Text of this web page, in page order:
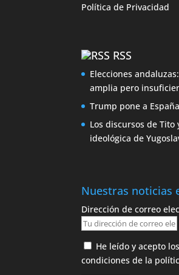
Política de Privacidad
RSS
Elecciones
amplia pero
Trump pone a
Los discursos de Tito
ideológica de
Nuestras noticias
Dirección de correo
He leído y acepto
condiciones de la